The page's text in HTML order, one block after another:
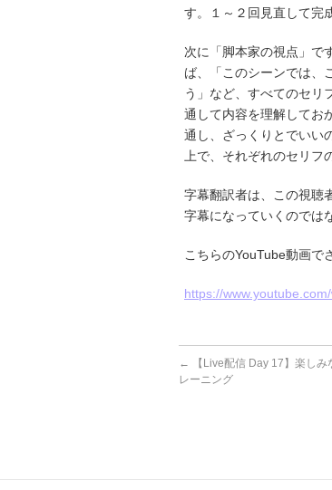
す。１～２回見直して完
次に「脚本家の視点」で
ば、「このシーンでは、
う」など、すべてのセリ
通して内容を理解してお
通し、ざっくりとでいい
上で、それぞれのセリフ
字幕翻訳者は、この視聴
字幕になっていくのでは
こちらのYouTube動画で
https://
←
【Live配信 Day 17】楽し
レーニング